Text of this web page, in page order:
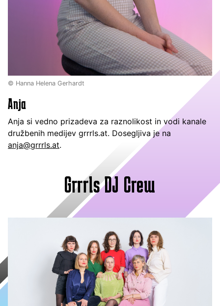
© Hanna Helena Gerhardt
Anja
Anja si vedno prizadeva za raznolikost in vodi kanale
družbenih medijev grrrls.at. Dosegljiva je na
anja@grrrls.at.
Grrrls DJ Crew